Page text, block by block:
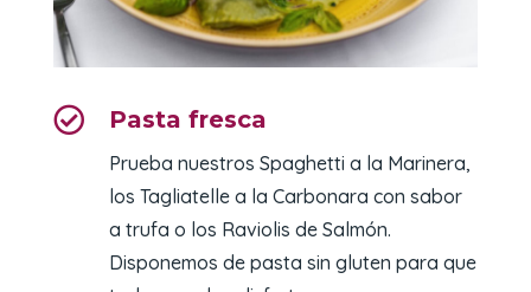
 Pasta fresca
Prueba nuestros Spaghetti a la Marinera,
los Tagliatelle a la Carbonara con sabor
a trufa o los Raviolis de Salmón.
Disponemos de pasta sin gluten para que